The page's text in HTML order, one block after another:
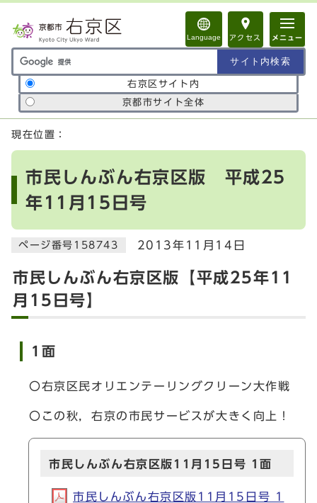
Language アクセス メニュー
サイト内検索の範囲
右京区サイト内
京都市サイト全体
ここから本文です
現在位置：
市民しんぶん右京区版 平成25
年11月15日号
ページ番号158743 2013年11月14日
市民しんぶん右京区版【平成25年11
月15日号】
1面
〇右京区民オリエンテーリングクリーン大作戦
〇この秋，右京の市民サービスが大きく向上！
市民しんぶん右京区版11月15日号 1面
市民しんぶん右京区版11月15日号 1